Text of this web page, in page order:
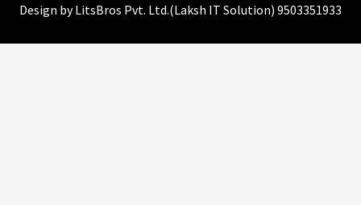
Design byLitsBros Pvt. Ltd.(Laksh IT Solution) 9503351933